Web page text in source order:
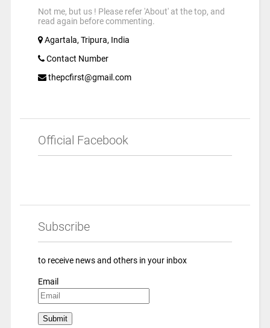
Not me, but us ! Please refer 'About' at the top, and
read again before commenting.
Agartala, Tripura, India
Contact Number
thepcfirst@gmail.com
Official Facebook
Subscribe
to receive news and others in your inbox
Email